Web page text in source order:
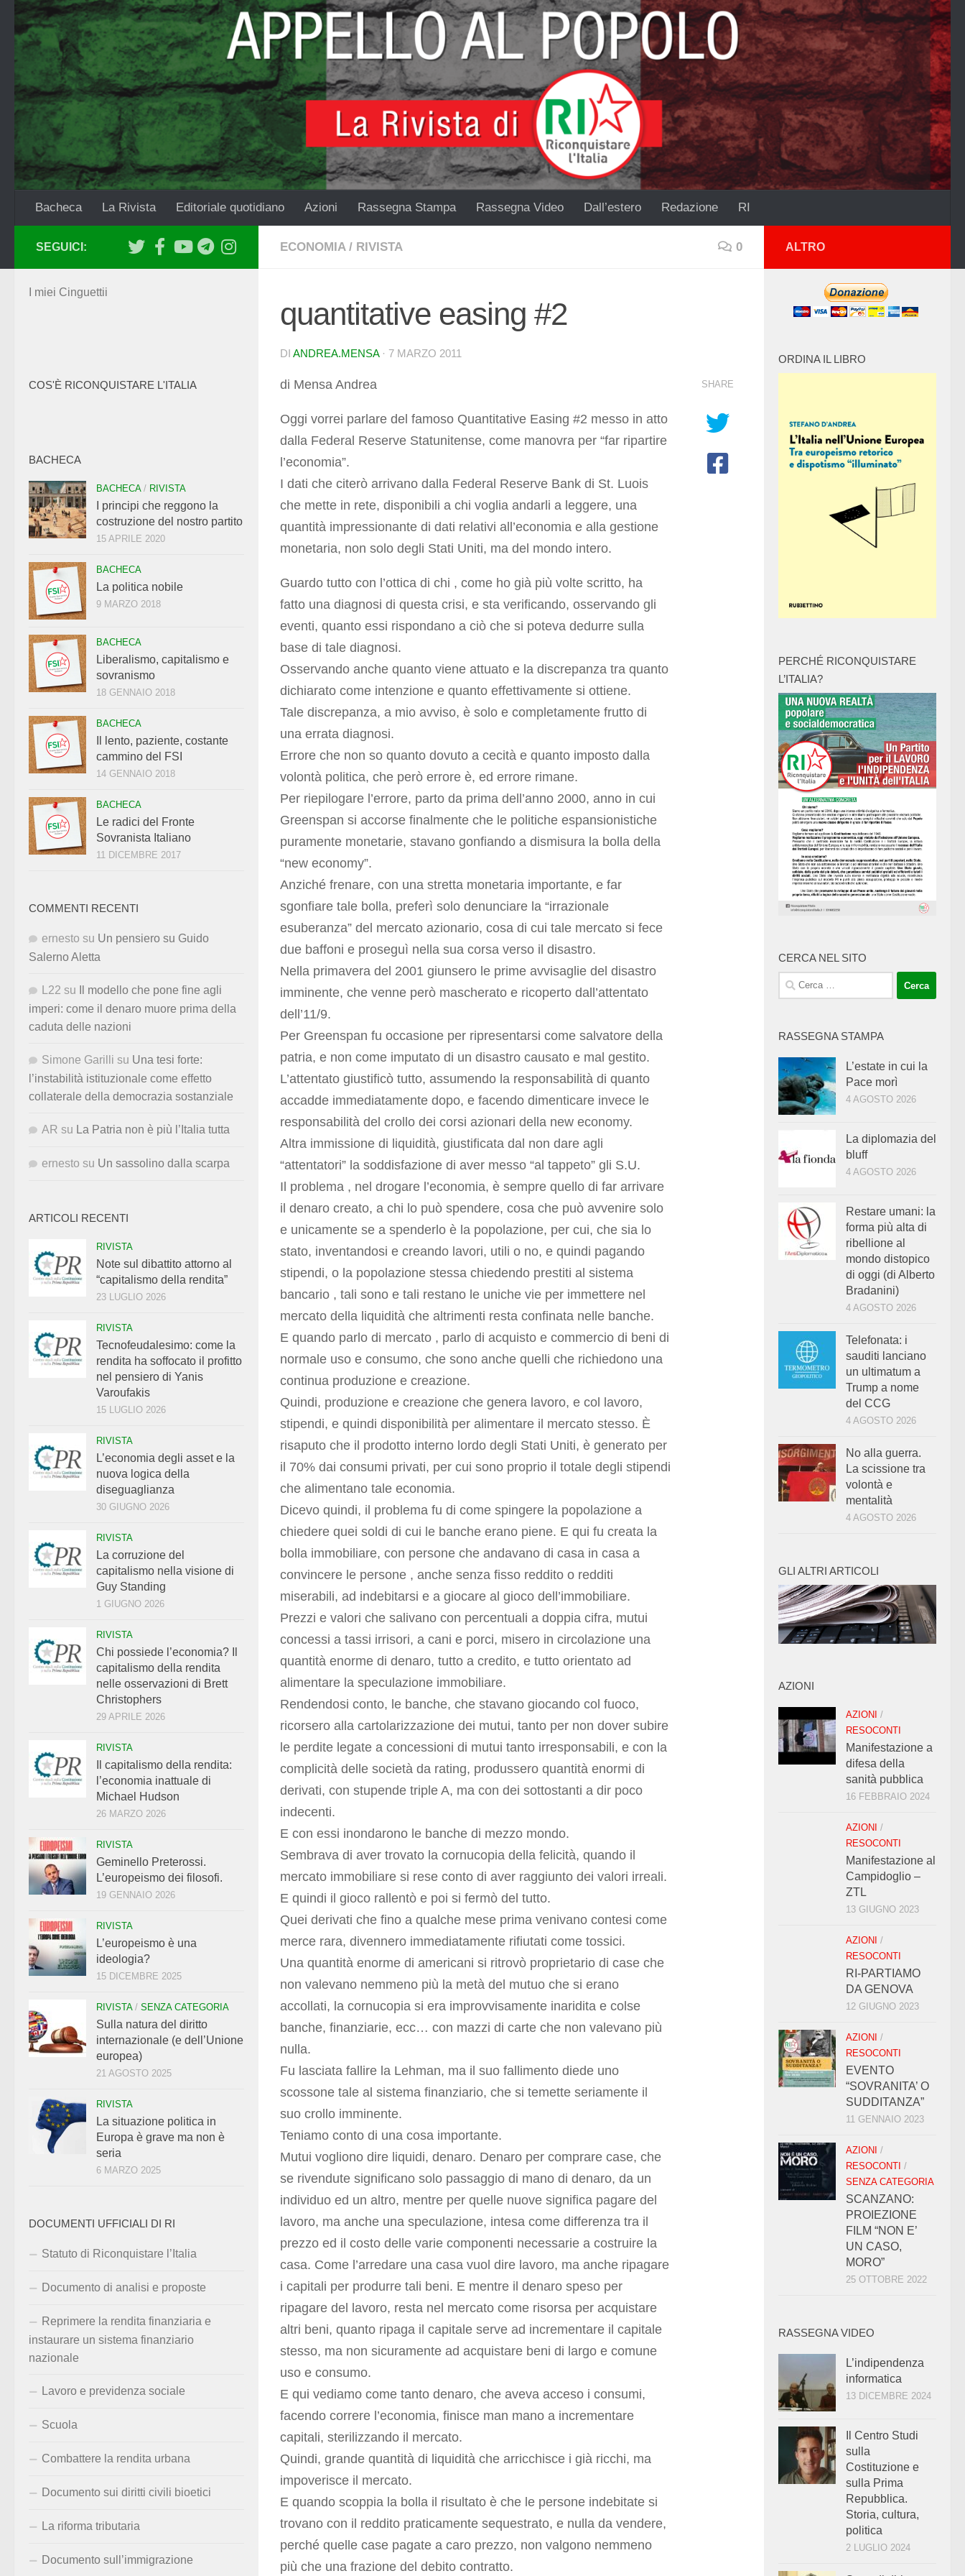
Salta al contenuto
Bacheca La Rivista Editoriale quotidiano Azioni Rassegna Stampa Rassegna Video Dall’estero Redazione RI
ECONOMIA / RIVISTA 0
quantitative easing #2
DI ANDREA.MENSA · 7 MARZO 2011
di Mensa Andrea
Oggi vorrei parlare del famoso Quantitative Easing #2 messo in atto
dalla Federal Reserve Statunitense, come manovra per “far ripartire
l’economia”.
I dati che citerò arrivano dalla Federal Reserve Bank di St. Luois
che mette in rete, disponibili a chi voglia andarli a leggere, una
quantità impressionante di dati relativi all’economia e alla gestione
monetaria, non solo degli Stati Uniti, ma del mondo intero.
Guardo tutto con l’ottica di chi , come ho già più volte scritto, ha
fatto una diagnosi di questa crisi, e sta verificando, osservando gli
eventi, quanto essi rispondano a ciò che si poteva dedurre sulla
base di tale diagnosi.
Osservando anche quanto viene attuato e la discrepanza tra quanto
dichiarato come intenzione e quanto effettivamente si ottiene.
Tale discrepanza, a mio avviso, è solo e completamente frutto di
una errata diagnosi.
Errore che non so quanto dovuto a cecità e quanto imposto dalla
volontà politica, che però errore è, ed errore rimane.
Per riepilogare l’errore, parto da prima dell’anno 2000, anno in cui
Greenspan si accorse finalmente che le politiche espansionistiche
puramente monetarie, stavano gonfiando a dismisura la bolla della
“new economy”.
Anziché frenare, con una stretta monetaria importante, e far
sgonfiare tale bolla, preferì solo denunciare la “irrazionale
esuberanza” del mercato azionario, cosa di cui tale mercato si fece
due baffoni e proseguì nella sua corsa verso il disastro.
Nella primavera del 2001 giunsero le prime avvisaglie del disastro
imminente, che venne però mascherato e ricoperto dall’attentato
dell’11/9.
Per Greenspan fu occasione per ripresentarsi come salvatore della
patria, e non come imputato di un disastro causato e mal gestito.
L’attentato giustificò tutto, assumendo la responsabilità di quanto
accadde immediatamente dopo, e facendo dimenticare invece le
responsabilità del crollo dei corsi azionari della new economy.
Altra immissione di liquidità, giustificata dal non dare agli
“attentatori” la soddisfazione di aver messo “al tappeto” gli S.U.
Il problema , nel drogare l’economia, è sempre quello di far arrivare
il denaro creato, a chi lo può spendere, cosa che può avvenire solo
e unicamente se a spenderlo è la popolazione, per cui, che sia lo
stato, inventandosi e creando lavori, utili o no, e quindi pagando
stipendi, o la popolazione stessa chiedendo prestiti al sistema
bancario , tali sono e tali restano le uniche vie per immettere nel
mercato della liquidità che altrimenti resta confinata nelle banche.
E quando parlo di mercato , parlo di acquisto e commercio di beni di
normale uso e consumo, che sono anche quelli che richiedono una
continua produzione e creazione.
Quindi, produzione e creazione che genera lavoro, e col lavoro,
stipendi, e quindi disponibilità per alimentare il mercato stesso. È
risaputo che il prodotto interno lordo degli Stati Uniti, è generato per
il 70% dai consumi privati, per cui sono proprio il totale degli stipendi
che alimentano tale economia.
Dicevo quindi, il problema fu di come spingere la popolazione a
chiedere quei soldi di cui le banche erano piene. E qui fu creata la
bolla immobiliare, con persone che andavano di casa in casa a
convincere le persone , anche senza fisso reddito o redditi
miserabili, ad indebitarsi e a giocare al gioco dell’immobiliare.
Prezzi e valori che salivano con percentuali a doppia cifra, mutui
concessi a tassi irrisori, a cani e porci, misero in circolazione una
quantità enorme di denaro, tutto a credito, e tutto orientato ad
alimentare la speculazione immobiliare.
Rendendosi conto, le banche, che stavano giocando col fuoco,
ricorsero alla cartolarizzazione dei mutui, tanto per non dover subire
le perdite legate a concessioni di mutui tanto irresponsabili, e con la
complicità delle società da rating, produssero quantità enormi di
derivati, con stupende triple A, ma con dei sottostanti a dir poco
indecenti.
E con essi inondarono le banche di mezzo mondo.
Sembrava di aver trovato la cornucopia della felicità, quando il
mercato immobiliare si rese conto di aver raggiunto dei valori irreali.
E quindi il gioco rallentò e poi si fermò del tutto.
Quei derivati che fino a qualche mese prima venivano contesi come
merce rara, divennero immediatamente rifiutati come tossici.
Una quantità enorme di americani si ritrovò proprietario di case che
non valevano nemmeno più la metà del mutuo che si erano
accollati, la cornucopia si era improvvisamente inaridita e colse
banche, finanziarie, ecc… con mazzi di carte che non valevano più
nulla.
Fu lasciata fallire la Lehman, ma il suo fallimento diede uno
scossone tale al sistema finanziario, che si temette seriamente il
suo crollo imminente.
Teniamo conto di una cosa importante.
Mutui vogliono dire liquidi, denaro. Denaro per comprare case, che
se rivendute significano solo passaggio di mano di denaro, da un
individuo ed un altro, mentre per quelle nuove significa pagare del
lavoro, ma anche una speculazione, intesa come differenza tra il
prezzo ed il costo delle varie componenti necessarie a costruire la
casa. Come l’arredare una casa vuol dire lavoro, ma anche ripagare
i capitali per produrre tali beni. E mentre il denaro speso per
ripagare del lavoro, resta nel mercato come risorsa per acquistare
altri beni, quanto ripaga il capitale serve ad incrementare il capitale
stesso, ma non sicuramente ad acquistare beni di largo e comune
uso e consumo.
E qui vediamo come tanto denaro, che aveva acceso i consumi,
facendo correre l’economia, finisce man mano a incrementare
capitali, sterilizzando il mercato.
Quindi, grande quantità di liquidità che arricchisce i già ricchi, ma
impoverisce il mercato.
E quando scoppia la bolla il risultato è che le persone indebitate si
trovano con il reddito praticamente sequestrato, e nulla da vendere,
perché quelle case pagate a caro prezzo, non valgono nemmeno
più che una frazione del debito contratto.
SHARE
SEGUICI:
I miei Cinguettii
COS'È RICONQUISTARE L'ITALIA
BACHECA
BACHECA/ RIVISTA
I principi che reggono la
costruzione del nostro partito
15 APRILE 2020
BACHECA
La politica nobile
9 MARZO 2018
BACHECA
Liberalismo, capitalismo e
sovranismo
18 GENNAIO 2018
BACHECA
Il lento, paziente, costante
cammino del FSI
14 GENNAIO 2018
BACHECA
Le radici del Fronte
Sovranista Italiano
11 DICEMBRE 2017
COMMENTI RECENTI
ernesto su Un pensiero su Guido
Salerno Aletta
L22 su
Il modello che pone fine agli
imperi: come il denaro muore prima della
caduta delle nazioni
Simone Garilli su Una tesi forte:
l’instabilità istituzionale come effetto
collaterale della democrazia sostanziale
AR su La Patria non è più l’Italia tutta
ernesto su Un sassolino dalla scarpa
ARTICOLI RECENTI
RIVISTA
Note sul dibattito attorno al
“capitalismo della rendita”
23 LUGLIO 2026
RIVISTA
Tecnofeudalesimo: come la
rendita ha soffocato il profitto
nel pensiero di Yanis
Varoufakis
15 LUGLIO 2026
RIVISTA
L’economia degli asset e la
nuova logica della
diseguaglianza
30 GIUGNO 2026
RIVISTA
La corruzione del
capitalismo nella visione di
Guy Standing
1 GIUGNO 2026
RIVISTA
Chi possiede l’economia? Il
capitalismo della rendita
nelle osservazioni di Brett
Christophers
29 APRILE 2026
RIVISTA
Il capitalismo della rendita:
l’economia inattuale di
Michael Hudson
26 MARZO 2026
RIVISTA
Geminello Preterossi.
L’europeismo dei filosofi.
19 GENNAIO 2026
RIVISTA
L’europeismo è una
ideologia?
15 DICEMBRE 2025
RIVISTA/ SENZA CATEGORIA
Sulla natura del diritto
internazionale (e dell’Unione
europea)
21 AGOSTO 2025
RIVISTA
La situazione politica in
Europa è grave ma non è
seria
6 MARZO 2025
DOCUMENTI UFFICIALI DI RI
Statuto di Riconquistare l’Italia
Documento di analisi e proposte
Reprimere la rendita finanziaria e
instaurare un sistema finanziario
nazionale
Lavoro e previdenza sociale
Scuola
Combattere la rendita urbana
Documento sui diritti civili bioetici
La riforma tributaria
Documento sull’immigrazione
ALTRO
ORDINA IL LIBRO
PERCHÉ RICONQUISTARE
L’ITALIA?
CERCA NEL SITO
Ricerca
per:
RASSEGNA STAMPA
L’estate in cui la
Pace morì
4 AGOSTO 2026
La diplomazia del
bluff
4 AGOSTO 2026
Restare umani: la
forma più alta di
ribellione al
mondo distopico
di oggi (di Alberto
Bradanini)
4 AGOSTO 2026
Telefonata: i
sauditi lanciano
un ultimatum a
Trump a nome
del CCG
4 AGOSTO 2026
No alla guerra.
La scissione tra
volontà e
mentalità
4 AGOSTO 2026
GLI ALTRI ARTICOLI
AZIONI
AZIONI /
RESOCONTI
Manifestazione a
difesa della
sanità pubblica
16 FEBBRAIO 2024
AZIONI /
RESOCONTI
Manifestazione al
Campidoglio –
ZTL
13 GIUGNO 2023
AZIONI /
RESOCONTI
RI-PARTIAMO
DA GENOVA
12 GIUGNO 2023
AZIONI /
RESOCONTI
EVENTO
“SOVRANITA’ O
SUDDITANZA”
11 GENNAIO 2023
AZIONI /
RESOCONTI /
SENZA CATEGORIA
SCANZANO:
PROIEZIONE
FILM “NON E’
UN CASO,
MORO”
25 OTTOBRE 2022
RASSEGNA VIDEO
L’indipendenza
informatica
13 DICEMBRE 2024
Il Centro Studi
sulla
Costituzione e
sulla Prima
Repubblica.
Storia, cultura,
politica
2 LUGLIO 2024